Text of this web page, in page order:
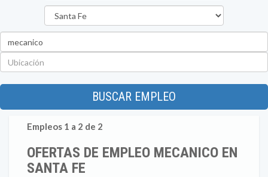
BUSCAR EMPLEO
Empleos 1 a 2 de 2
OFERTAS DE EMPLEO MECANICO EN
SANTA FE